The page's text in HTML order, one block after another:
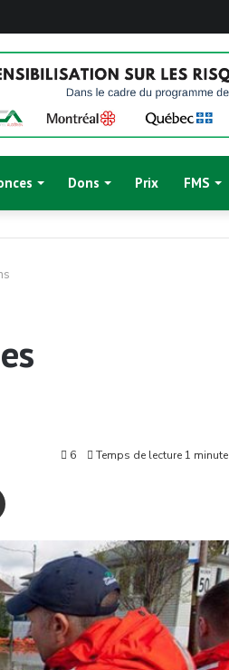
Dons Prix FMS
6 Temps de lecture 1 minute